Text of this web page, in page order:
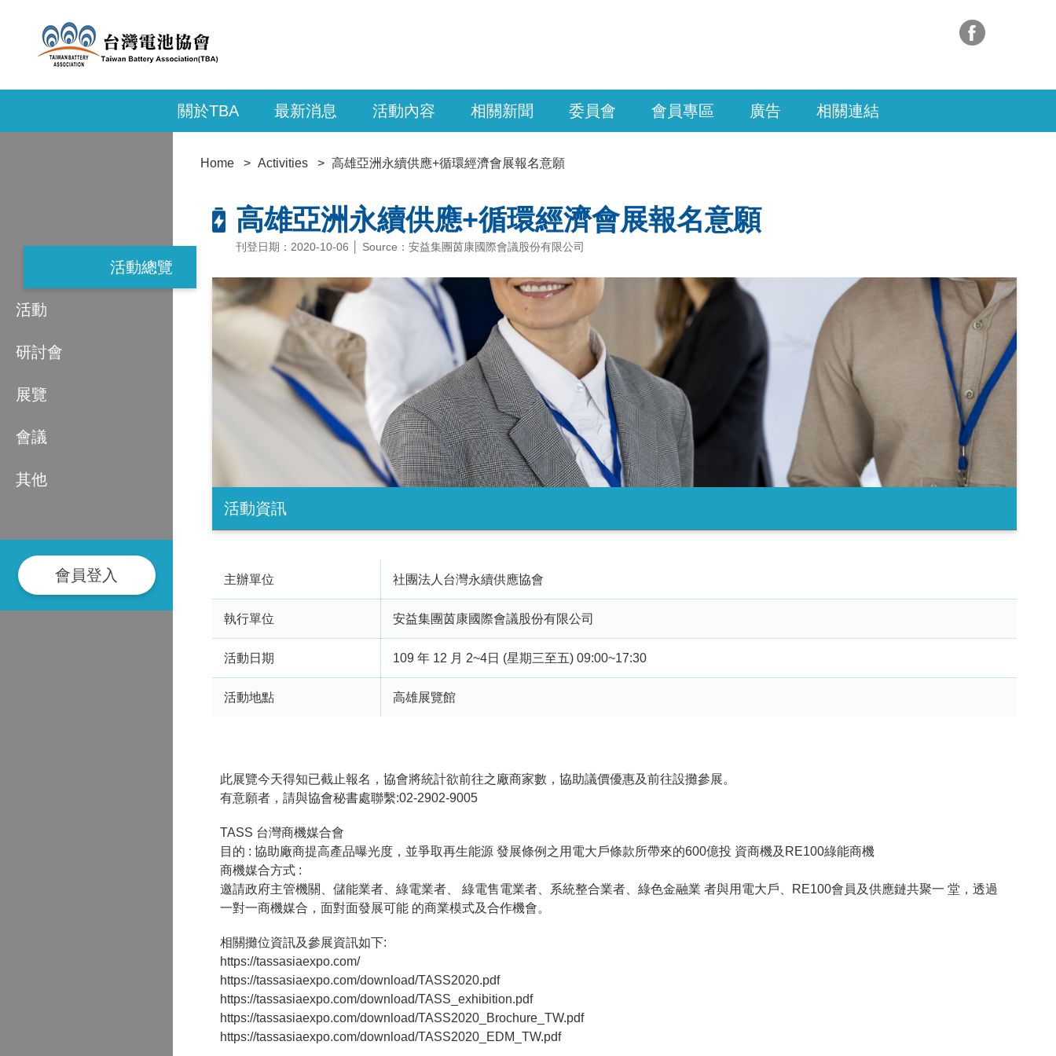
關於TBA 最新消息 活動內容 相關新聞 委員會 會員專區 廣告 相關連結
活動總覽
活動
研討會
展覽
會議
其他
會員登入
Home Activities 高雄亞洲永續供應+循環經濟會展報名意願
高雄亞洲永續供應+循環經濟會展報名意願
刊登日期：2020-10-06 │ Source：安益集團茵康國際會議股份有限公司
活動資訊
主辦單位 社團法人台灣永續供應協會
執行單位 安益集團茵康國際會議股份有限公司
活動日期 109 年 12 月 2~4日 (星期三至五) 09:00~17:30
活動地點 高雄展覽館
此展覽今天得知已截止報名，協會將統計欲前往之廠商家數，協助議價優惠及前往設攤參展。
有意願者，請與協會秘書處聯繫:02-2902-9005
TASS 台灣商機媒合會
目的 : 協助廠商提高產品曝光度，並爭取再生能源 發展條例之用電大戶條款所帶來的600億投 資商機及RE100綠能商機
商機媒合方式 :
邀請政府主管機關、儲能業者、綠電業者、 綠電售電業者、系統整合業者、綠色金融業 者與用電大戶、RE100會員及供應鏈共聚一 堂，透過
一對一商機媒合，面對面發展可能 的商業模式及合作機會。
相關攤位資訊及參展資訊如下:
https://tassasiaexpo.com/
https://tassasiaexpo.com/download/TASS2020.pdf
https://tassasiaexpo.com/download/TASS_exhibition.pdf
https://tassasiaexpo.com/download/TASS2020_Brochure_TW.pdf
https://tassasiaexpo.com/download/TASS2020_EDM_TW.pdf